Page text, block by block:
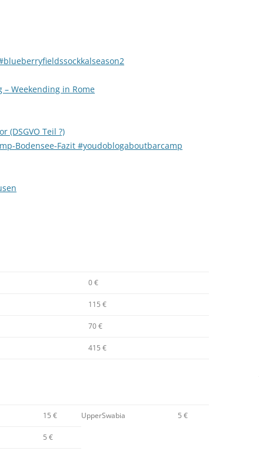
Weekending in Rome
(DSGVO Teil ?)
Bodensee-Fazit #youdoblogaboutbarcamp
0 €
115 €
70 €
415 €
15 € UpperSwabia 5 €
5 €